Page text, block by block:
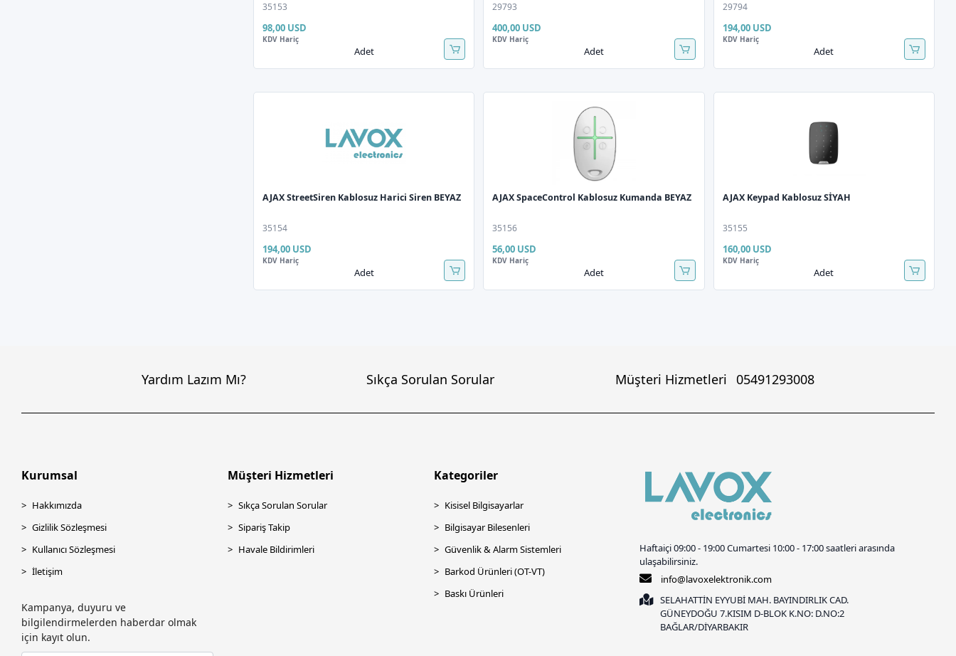
FUJITRON
Godex
GOODRAM
GSKILL
GST
HADRON
HI-LEVEL
High power
35153
98,00 USD
KDV Hariç
Adet
29793
400,00 USD
KDV Hariç
Adet
29794
194,00 USD
KDV Hariç
Adet
AJAX StreetSiren Kablosuz Harici Siren BEYAZ
35154
194,00 USD
KDV Hariç
Adet
AJAX SpaceControl Kablosuz Kumanda BEYAZ
35156
56,00 USD
KDV Hariç
Adet
AJAX Keypad Kablosuz SİYAH
35155
160,00 USD
KDV Hariç
Adet
Yardım Lazım Mı? Sıkça Sorulan Sorular Müşteri Hizmetleri 05491293008
Kurumsal
Hakkımızda
Gizlilik Sözleşmesi
Kullanıcı Sözleşmesi
İletişim
Kampanya, duyuru ve
bilgilendirmelerden haberdar olmak
için kayıt olun.
Müşteri Hizmetleri
Sıkça Sorulan Sorular
Sipariş Takip
Havale Bildirimleri
Kategoriler
Kisisel Bilgisayarlar
Bilgisayar Bilesenleri
Güvenlik & Alarm Sistemleri
Barkod Ürünleri (OT-VT)
Baskı Ürünleri
Haftaiçi 09:00 - 19:00 Cumartesi 10:00 - 17:00 saatleri arasında
ulaşabilirsiniz.
info@lavoxelektronik.com
SELAHATTİN EYYUBİ MAH. BAYINDIRLIK CAD.
GÜNEYDOĞU 7.KISIM D-BLOK K.NO: D.NO:2
BAĞLAR/DİYARBAKIR